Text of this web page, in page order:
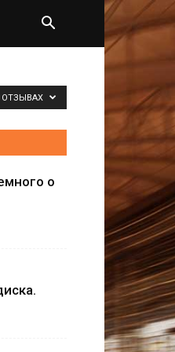
о